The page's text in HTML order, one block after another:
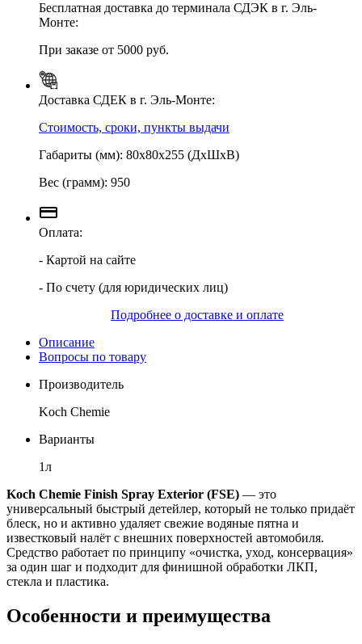
Бесплатная доставка до терминала СДЭК в г. Эль-
Монте:
При заказе от 5000 руб.
Доставка СДЕК в г. Эль-Монте:
Стоимость, сроки, пункты выдачи
Габариты (мм): 80х80х255 (ДхШхВ)
Вес (грамм): 950
Оплата:
- Картой на сайте
- По счету (для юридических лиц)
Подробнее о доставке и оплате
Описание
Вопросы по товару
Производитель
Koch Chemie
Варианты
1л
Koch Chemie Finish Spray Exterior (FSE) — это
универсальный быстрый детейлер, который не только придаёт
блеск, но и активно удаляет свежие водяные пятна и
известковый налёт с внешних поверхностей автомобиля.
Средство работает по принципу «очистка, уход, консервация»
за один шаг и подходит для финишной обработки ЛКП,
стекла и пластика.
Особенности и преимущества